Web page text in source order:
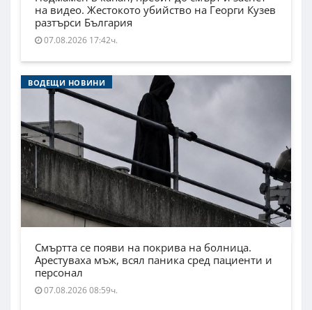
на видео. Жестокото убийство на Георги Кузев
разтърси България
07.08.2026 17:42ч.
ВОДЕЩИ НОВИНИ
Смъртта се появи на покрива на болница.
Арестуваха мъж, всял паника сред пациенти и
персонал
07.08.2026 08:59ч.